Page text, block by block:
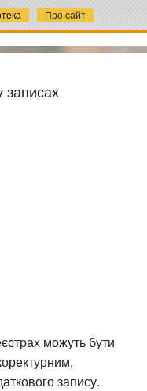
Про сайт
можуть бути
запису.